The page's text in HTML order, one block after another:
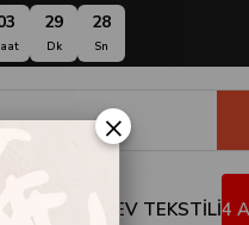
29
Dk
27
Sn
EV TEKSTİLİ4
×